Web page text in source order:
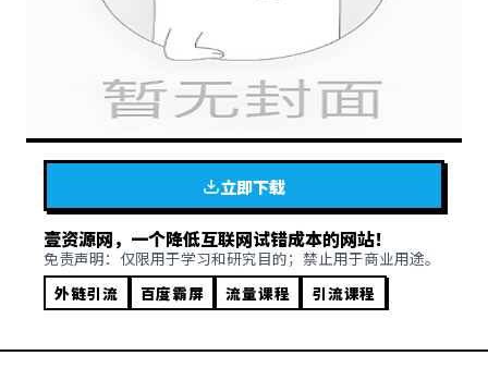
立即下载
壹资源网，一个降低互联网试错成本的网站！
免责声明：仅限用于学习和研究目的；禁止用于商业用途。
外链引流
百度霸屏 流量课程 引流课程